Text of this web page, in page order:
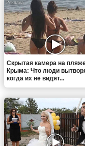
Скрытая камера на
Крыма: Что люди
когда их не видят...